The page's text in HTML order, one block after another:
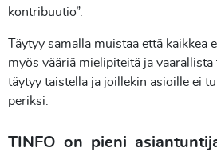
kontribuutio”.
Täytyy samalla muistaa että kaikkea
myös vääriä mielipiteitä ja
täytyy taistella ja joillekin asioille ei
periksi.
TINFO on pieni